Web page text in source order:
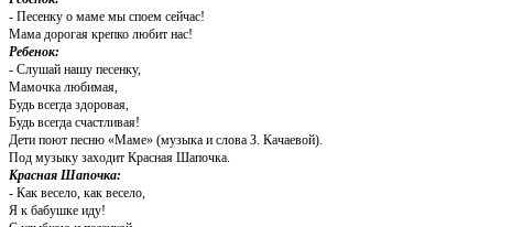
- Песенку о маме мы споем сейчас!
Мама дорогая крепко любит нас!
Ребенок:
- Слушай нашу песенку,
Мамочка любимая,
Будь всегда здоровая,
Будь всегда счастливая!
Дети поют песню «Маме» (музыка и слова З. Качаевой).
Под музыку заходит Красная Шапочка.
Красная Шапочка:
- Как весело, как весело,
Я к бабушке иду!